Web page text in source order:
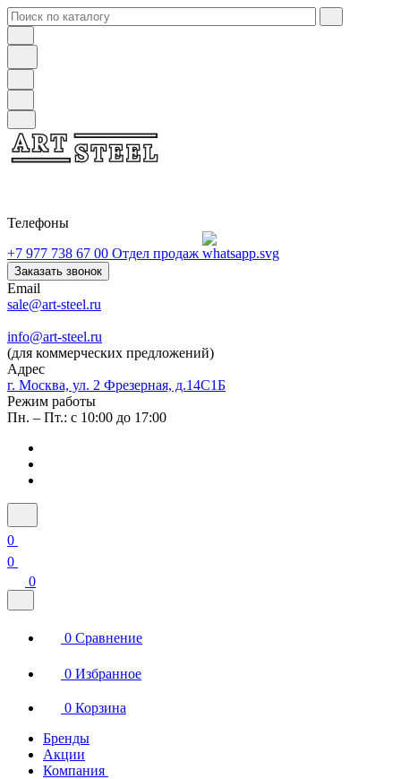
Телефоны
+7 977 738 67 00 Отдел продаж
Заказать звонок
Email
sale@art-steel.ru
info@art-steel.ru
(для коммерческих предложений)
Адрес
г. Москва, ул. 2 Фрезерная, д.14С1Б
Режим работы
Пн. – Пт.: с 10:00 до 17:00
0
0
0
0 Сравнение
0 Избранное
0 Корзина
Бренды
Акции
Компания